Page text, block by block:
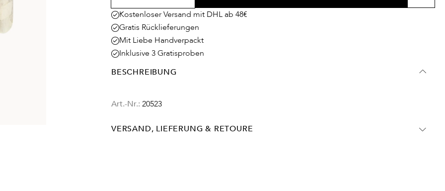
Kostenloser Versand mit DHL ab 48€
Gratis Rücklieferungen
Mit Liebe Handverpackt
Inklusive 3 Gratisproben
BESCHREIBUNG
Art.-Nr.: 20523
VERSAND, LIEFERUNG & RETOURE